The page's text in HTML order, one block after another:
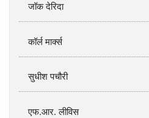
जॉक देरिदा
कॉर्ल मार्क्स
सुधीश पचौरी
एफ.आर. लीविस